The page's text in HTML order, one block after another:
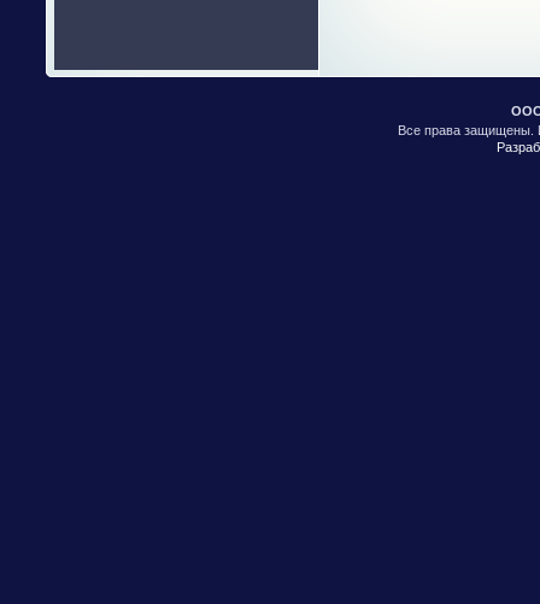
ООО
Все права защищены.